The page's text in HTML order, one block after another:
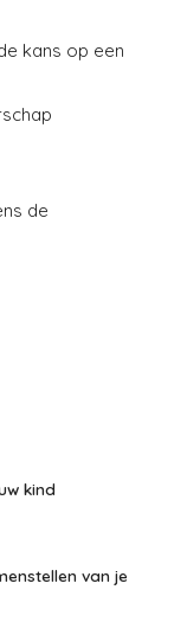
kans op een
de
kind
van je